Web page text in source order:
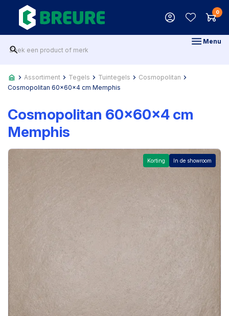
0
Menu
Assortiment Tegels Tuintegels
Cosmopolitan
Cosmopolitan 60x60x4 cm Memphis
Cosmopolitan 60x60x4 cm
Memphis
Korting In de showroom